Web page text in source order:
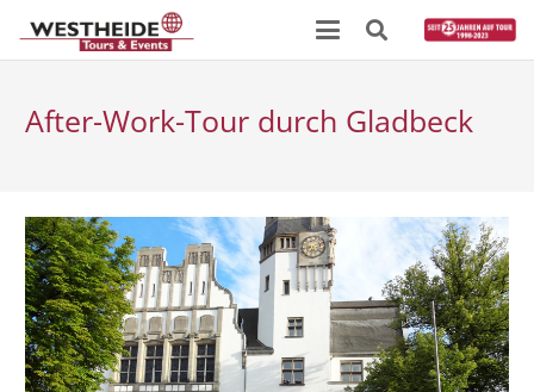
After-Work-Tour durch Gladbeck